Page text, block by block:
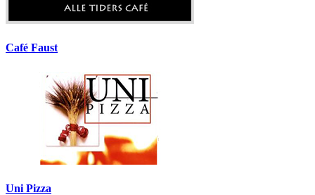
Café Faust
Uni Pizza